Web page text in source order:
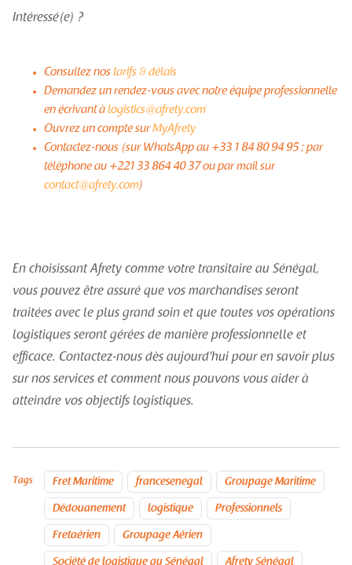
Intéressé(e) ?
Consultez nos tarifs & délais
Demandez un rendez-vous avec notre équipe professionnelle
en écrivant à logistics@afrety.com
Ouvrez un compte surMyAfrety
Contactez-nous (sur WhatsApp au +33 1 84 80 94 95 ; par
téléphone au +221 33 864 40 37 ou par mail sur
contact@afrety.com)
En choisissant Afrety comme votre transitaire au Sénégal,
vous pouvez être assuré que vos marchandises seront
traitées avec le plus grand soin et que toutes vos opérations
logistiques seront gérées de manière professionnelle et
efficace. Contactez-nous dès aujourd'hui pour en savoir plus
sur nos services et comment nous pouvons vous aider à
atteindre vos objectifs logistiques.
Tags Fret Maritime francesenegal Groupage Maritime
Dédouanement logistique Professionnels
Fretaérien Groupage Aérien
Société de logistique au Sénégal Afrety Sénégal